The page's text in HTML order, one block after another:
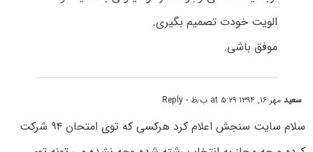
الویت خودت تصمیم بگیری.
موفق باشی.
سعیدمهر ۱۶, ۱۳۹۴ at ۵:۲۹ ب٫ظ - Reply
سلام سایت سنجش اعلام کرد هرکسی که توی امتحان ۹۴ شرکت